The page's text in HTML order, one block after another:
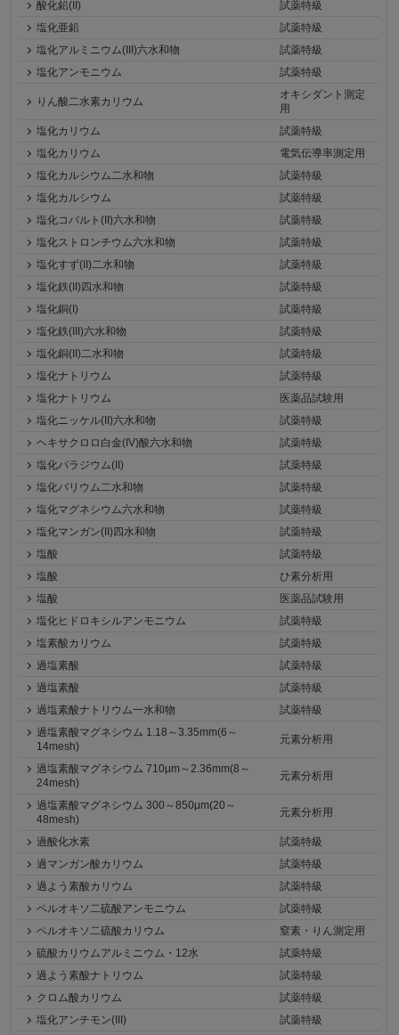
酸化鉛(II)
試薬特級
塩化亜鉛
試薬特級
塩化アルミニウム(III)六水和物
試薬特級
塩化アンモニウム
試薬特級
りん酸二水素カリウム
オキシダント測定
用
塩化カリウム
試薬特級
塩化カリウム
電気伝導率測定用
塩化カルシウム二水和物
試薬特級
塩化カルシウム
試薬特級
塩化コバルト(II)六水和物
試薬特級
塩化ストロンチウム六水和物
試薬特級
塩化すず(II)二水和物
試薬特級
塩化鉄(II)四水和物
試薬特級
塩化銅(I)
試薬特級
塩化鉄(III)六水和物
試薬特級
塩化銅(II)二水和物
試薬特級
塩化ナトリウム
試薬特級
塩化ナトリウム
医薬品試験用
塩化ニッケル(II)六水和物
試薬特級
ヘキサクロロ白金(IV)酸六水和物
試薬特級
塩化パラジウム(II)
試薬特級
塩化バリウム二水和物
試薬特級
塩化マグネシウム六水和物
試薬特級
塩化マンガン(II)四水和物
試薬特級
塩酸
試薬特級
塩酸
ひ素分析用
塩酸
医薬品試験用
塩化ヒドロキシルアンモニウム
試薬特級
塩素酸カリウム
試薬特級
過塩素酸
試薬特級
過塩素酸
試薬特級
過塩素酸ナトリウム一水和物
試薬特級
過塩素酸マグネシウム 1.18～3.35mm(6～
14mesh)
元素分析用
過塩素酸マグネシウム 710μm～2.36mm(8～
24mesh)
元素分析用
過塩素酸マグネシウム 300～850μm(20～
48mesh)
元素分析用
過酸化水素
試薬特級
過マンガン酸カリウム
試薬特級
過よう素酸カリウム
試薬特級
ペルオキソ二硫酸アンモニウム
試薬特級
ペルオキソ二硫酸カリウム
窒素・りん測定用
硫酸カリウムアルミニウム・12水
試薬特級
過よう素酸ナトリウム
試薬特級
クロム酸カリウム
試薬特級
塩化アンチモン(III)
試薬特級